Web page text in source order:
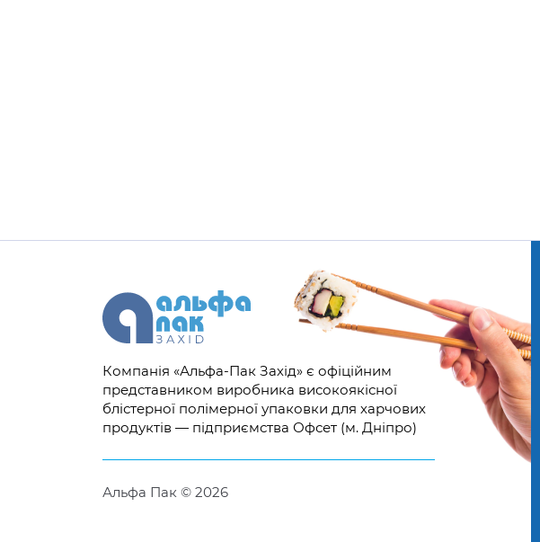
Компанія «Альфа-Пак Захід» є офіційним
представником виробника високоякісної
блістерної полімерної упаковки для харчових
продуктів — підприємства Офсет (м. Дніпро)
Альфа Пак © 2026